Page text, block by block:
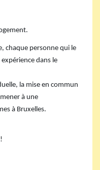
chaque personne qui le
dans le
la mise en commun
à une
à Bruxelles.
!